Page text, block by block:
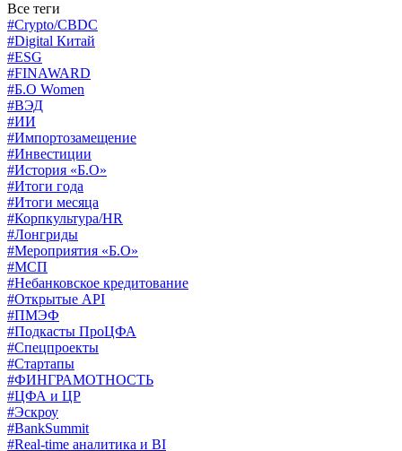
Все теги
#Crypto/CBDC
#Digital Китай
#ESG
#FINAWARD
#Б.О Women
#ВЭД
#ИИ
#Импортозамещение
#Инвестиции
#История «Б.О»
#Итоги года
#Итоги месяца
#Корпкультура/HR
#Лонгриды
#Мероприятия «Б.О»
#МСП
#Небанковское кредитование
#Открытые API
#ПМЭФ
#Подкасты ПроЦФА
#Спецпроекты
#Стартапы
#ФИНГРАМОТНОСТЬ
#ЦФА и ЦР
#Эскроу
#BankSummit
#Real-time аналитика и BI